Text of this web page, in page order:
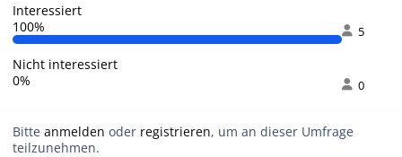
Interessiert
100%
5
Nicht interessiert
0%
0
Bitte anmelden oder registrieren, um an dieser Umfrage
teilzunehmen.